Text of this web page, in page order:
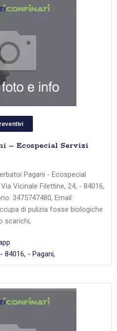
– Ecospecial Servizi
Pagani - Ecospecial
Vicinale Filettine, 24, - 84016,
3475747480, Email:
di pulizia fosse biologiche
scarichi,
84016, - Pagani,